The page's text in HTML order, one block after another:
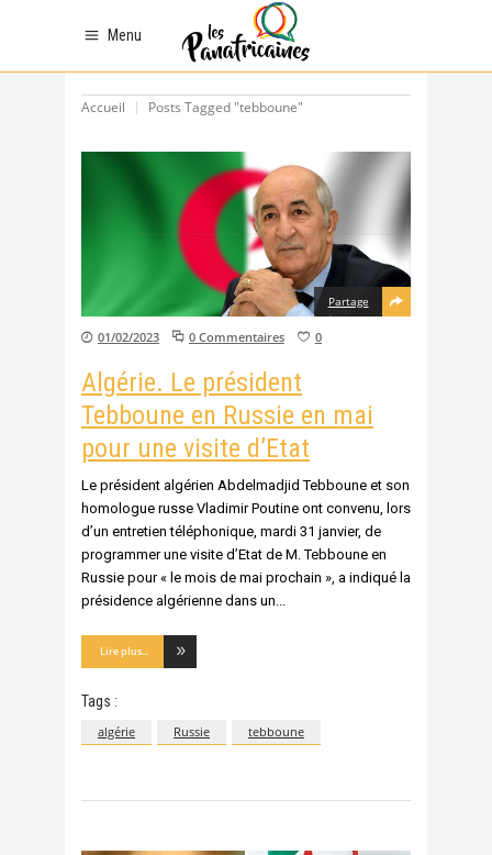
Menu
Accueil Posts Tagged "tebboune"
Partage
01/02/2023 0 Commentaires 0
Algérie. Le président
Tebboune en Russie en mai
pour une visite d’Etat
Le président algérien Abdelmadjid Tebboune et son
homologue russe Vladimir Poutine ont convenu, lors
d’un entretien téléphonique, mardi 31 janvier, de
programmer une visite d’Etat de M. Tebboune en
Russie pour « le mois de mai prochain », a indiqué la
présidence algérienne dans un
Lire plus...
Tags :
algérie Russie tebboune